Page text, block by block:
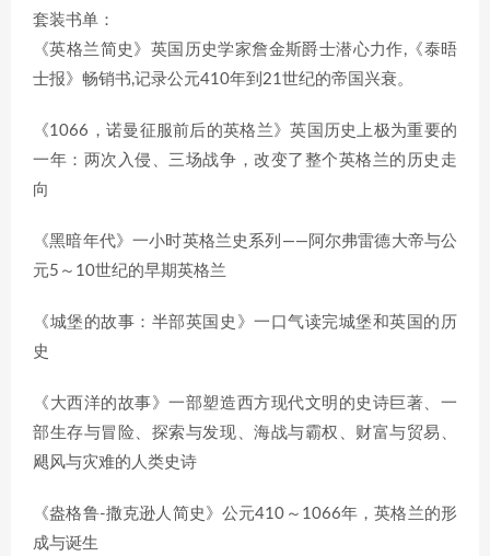
套装书单：
《英格兰简史》英国历史学家詹金斯爵士潜心力作,《泰晤
士报》畅销书,记录公元410年到21世纪的帝国兴衰。
《1066，诺曼征服前后的英格兰》英国历史上极为重要的
一年：两次入侵、三场战争，改变了整个英格兰的历史走
向
《黑暗年代》一小时英格兰史系列——阿尔弗雷德大帝与公
元5～10世纪的早期英格兰
《城堡的故事：半部英国史》一口气读完城堡和英国的历
史
《大西洋的故事》一部塑造西方现代文明的史诗巨著、一
部生存与冒险、探索与发现、海战与霸权、财富与贸易、
飓风与灾难的人类史诗
《盎格鲁-撒克逊人简史》公元410～1066年，英格兰的形
成与诞生